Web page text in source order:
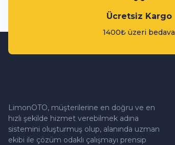
Ücretsiz Kargo
1400₺ üzeri bedava
LimonOTO, müşterilerine en doğru ve en
hızlı şekilde hizmet verebilmek adına
sistemini oluşturmuş olup, alanında uzman
ekibi ile çözüm odaklı çalışmayı prensip